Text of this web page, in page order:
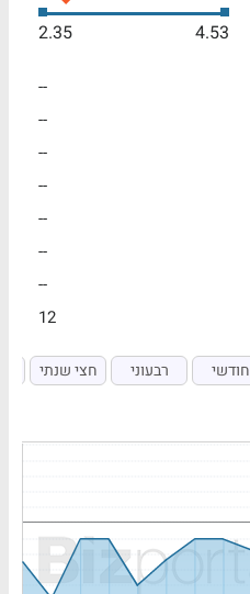
4.53
2.35
--
--
--
--
--
--
--
12
חודשי רבעוני חצי שנתי